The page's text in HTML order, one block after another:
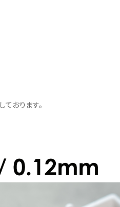
おります。